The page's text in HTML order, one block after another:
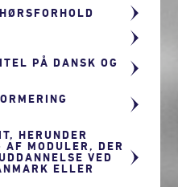
PÅ DANSK OG
HERUNDER
AF MODULER, DER
VED
ELLER